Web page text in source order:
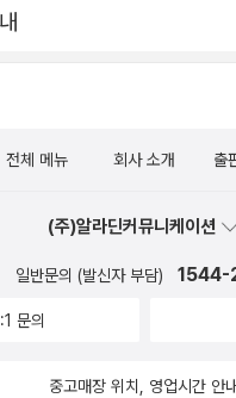
전체 메뉴 회사 소개 출
(주)알라딘커뮤니케이션
일반문의 (발신자 부담) 1544-
문의
중고매장 위치, 영업시간 안내